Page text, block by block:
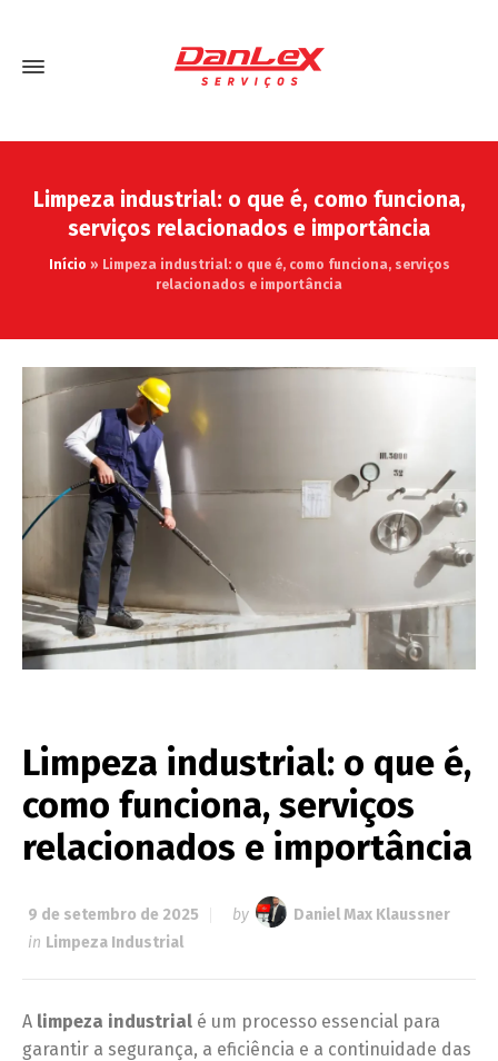
Limpeza industrial: o que é, como funciona,
serviços relacionados e importância
Início » Limpeza industrial: o que é, como funciona, serviços
relacionados e importância
Limpeza industrial: o que é,
como funciona, serviços
relacionados e importância
9 de setembro de 2025 by
Daniel Max Klaussner
in Limpeza Industrial
A limpeza industrial é um processo essencial para
garantir a segurança, a eficiência e a continuidade das